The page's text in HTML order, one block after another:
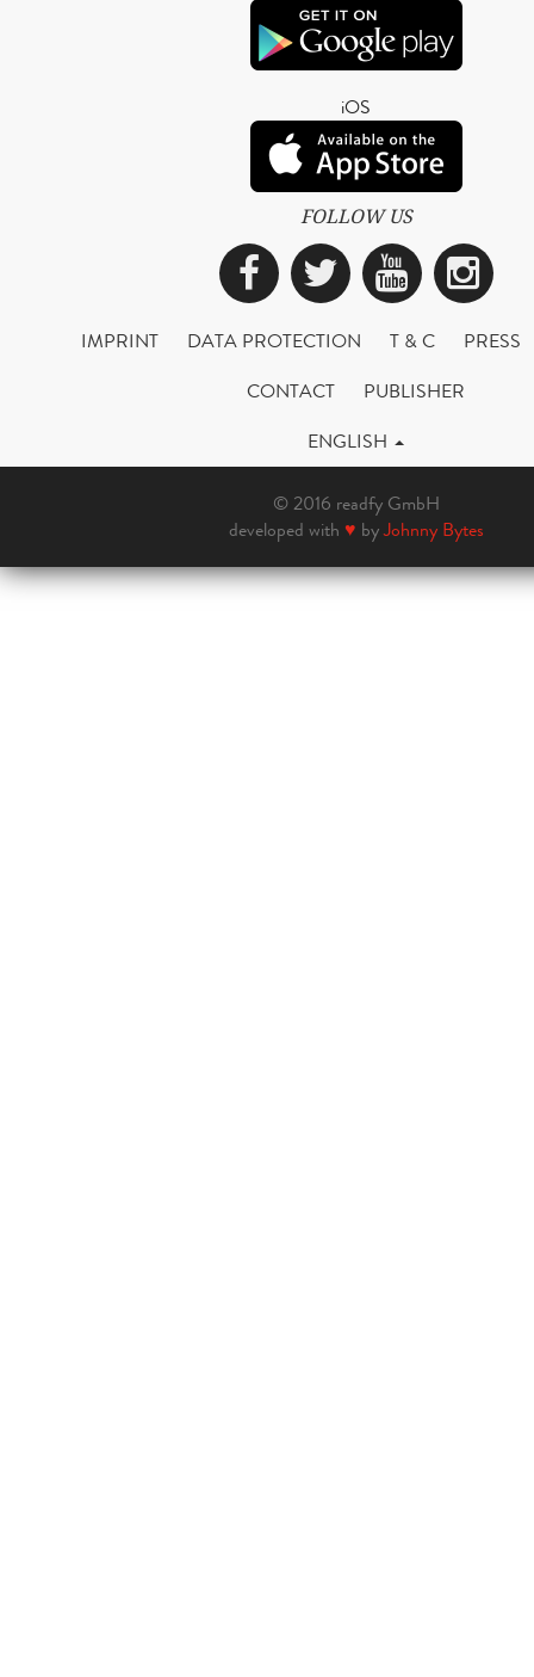
iOS
FOLLOW US
Facebook
Twitter
IMPRINT DATA PROTECTION T & C
PRESS
CONTACT
PUBLISHER
ENGLISH
© 2016 readfy GmbH
developed with ♥ byJohnny Bytes